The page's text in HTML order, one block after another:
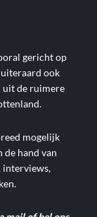
gericht op
uiteraard ook
uit de ruimere
mogelijk
de hand van
interviews,